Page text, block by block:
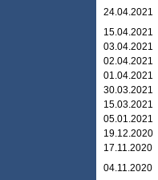
24.04.2021
15.04.2021
03.04.2021
02.04.2021
01.04.2021
30.03.2021
15.03.2021
05.01.2021
19.12.2020
17.11.2020
04.11.2020